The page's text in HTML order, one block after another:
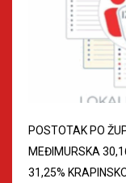
POSTOTAK PO
MEĐIMURSKA
31,25%